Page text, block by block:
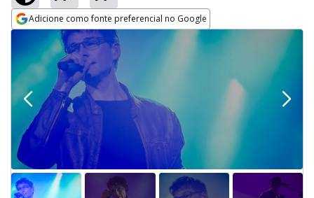
Adicione como fonte preferencial no Google
Opens in new window